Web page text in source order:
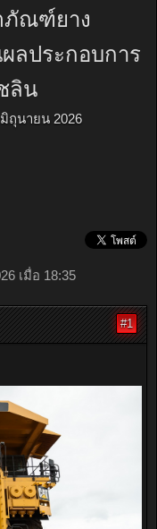
ภัณฑ์ยาง
ลประกอบการ
ลิน
ถุนายน 2026
เมื่อ 18:35
#1